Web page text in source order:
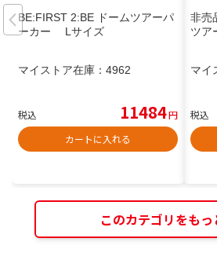
BE:FIRST 2:BE ドームツアーパ
ーカー Lサイズ
マイストア在庫： 4962
税込 11484円
カートに入れる
非売
ツア
マイ
税込
このカテゴリをもっ